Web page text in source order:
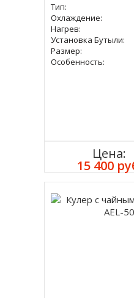
Тип:
Охлаждение:
Нагрев:
Установка Бутыли:
Размер:
Особенность:
Цена:
15 400